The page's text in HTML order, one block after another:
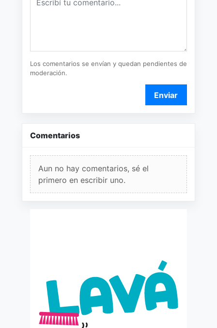
Los comentarios se envían y quedan pendientes de
moderación.
Enviar
Comentarios
Aun no hay comentarios, sé el
primero en escribir uno.